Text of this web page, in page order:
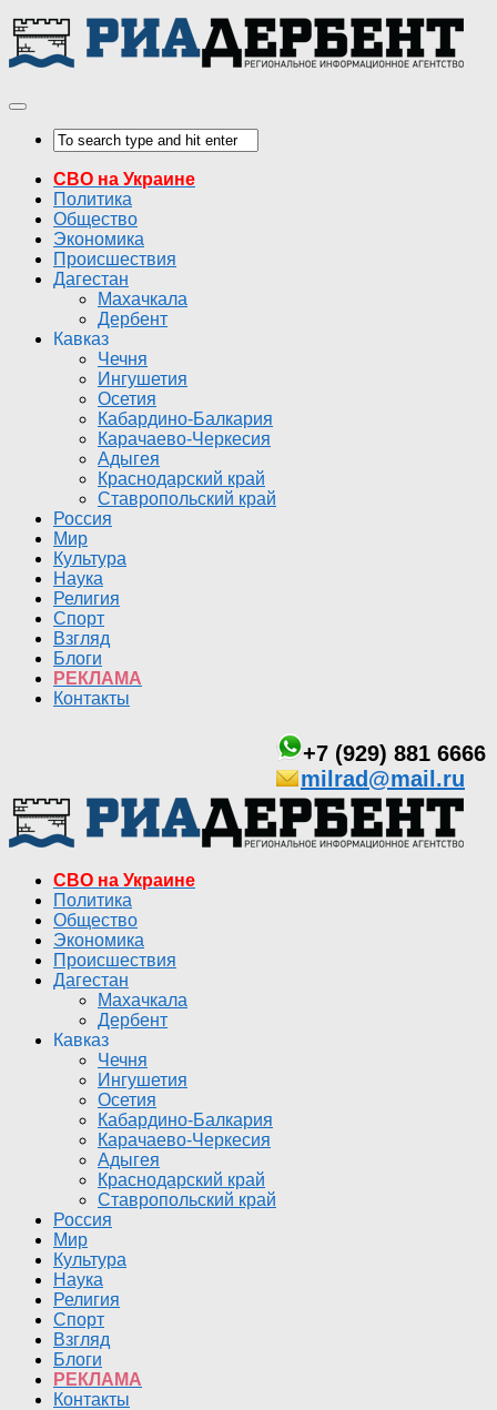
СВО на Украине
Политика
Общество
Экономика
Происшествия
Дагестан
Махачкала
Дербент
Кавказ
Чечня
Ингушетия
Осетия
Кабардино-Балкария
Карачаево-Черкесия
Адыгея
Краснодарский край
Ставропольский край
Россия
Мир
Культура
Наука
Религия
Спорт
Взгляд
Блоги
РЕКЛАМА
Контакты
+7 (929) 881 6666
milrad@mail.ru
СВО на Украине
Политика
Общество
Экономика
Происшествия
Дагестан
Махачкала
Дербент
Кавказ
Чечня
Ингушетия
Осетия
Кабардино-Балкария
Карачаево-Черкесия
Адыгея
Краснодарский край
Ставропольский край
Россия
Мир
Культура
Наука
Религия
Спорт
Взгляд
Блоги
РЕКЛАМА
Контакты